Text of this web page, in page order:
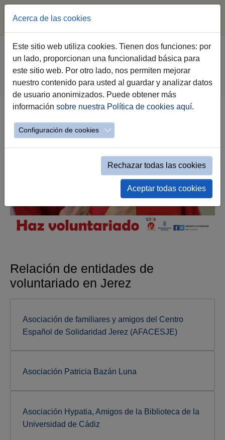
Saltar al contenido principal
Estás aquí:
Jerez.es Webs Municipales
Voluntariado
Haz Voluntariado
Relación de entidades de voluntariado
Relación de entidades mostrar etiquetas
Catálogo Voluntariado por Etiquetas
Relación de entidades de
voluntariado en Jerez
Asociación de familiares y amigos del Centro
Español de Solidaridad Jerez (AFACESJE)
Asociación Patricia Bazán Luna
Asociación Hypatia, Amigos de la Biblioteca de la
Universidad de Cádiz
Acerca de las cookies
Este sitio web utiliza cookies. Tienen dos funciones: por
un lado, proporcionan una funcionalidad básica para
este sitio web. Por otro lado, nos permiten mejorar
nuestro contenido para usted al guardar y analizar datos
de usuario anonimizados. Puede obtener más
información sobre nuestra Política de cookies aquí.
Configuración de cookies
Rechazar todas las cookies
Aceptar todas cookies